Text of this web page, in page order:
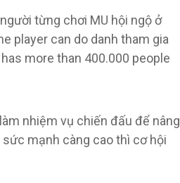
từng chơi MU hội ngộ ở
player can do danh tham gia
more than 400.000 people
nhiệm vụ chiến đấu để nâng
mạnh càng cao thì cơ hội